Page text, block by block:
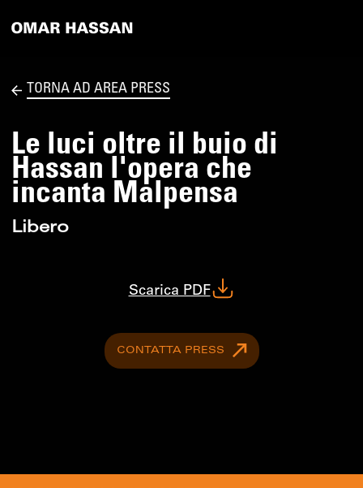
TORNA AD AREA PRESS
Le luci oltre il buio di
Hassan l'opera che
incanta Malpensa
Libero
Scarica PDF
CONTATTA PRESS